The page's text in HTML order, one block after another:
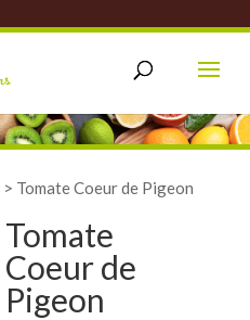
> Tomate Coeur de Pigeon
Tomate
Coeur de
Pigeon